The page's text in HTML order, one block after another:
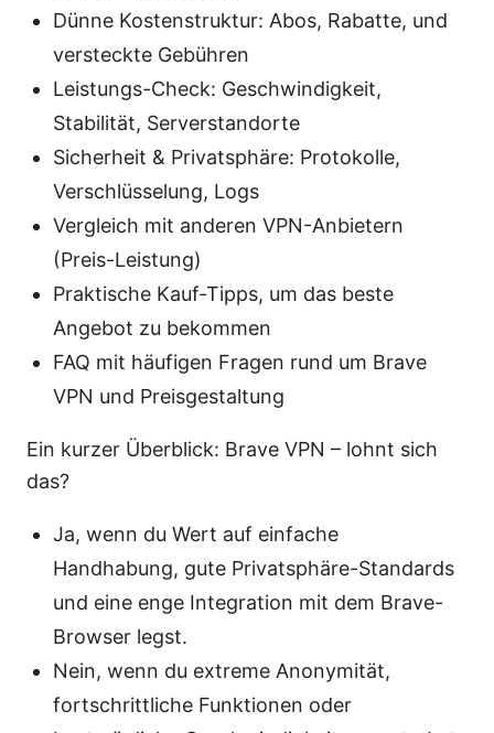
Dünne Kostenstruktur: Abos, Rabatte, und
versteckte Gebühren
Leistungs-Check: Geschwindigkeit,
Stabilität, Serverstandorte
Sicherheit & Privatsphäre: Protokolle,
Verschlüsselung, Logs
Vergleich mit anderen VPN-Anbietern
(Preis-Leistung)
Praktische Kauf-Tipps, um das beste
Angebot zu bekommen
FAQ mit häufigen Fragen rund um Brave
VPN und Preisgestaltung
Ein kurzer Überblick: Brave VPN – lohnt sich
das?
Ja, wenn du Wert auf einfache
Handhabung, gute Privatsphäre-Standards
und eine enge Integration mit dem Brave-
Browser legst.
Nein, wenn du extreme Anonymität,
fortschrittliche Funktionen oder